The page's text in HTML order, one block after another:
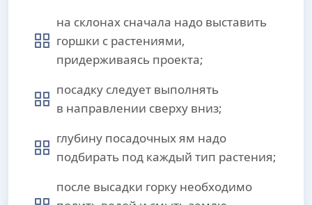
на склонах сначала надо выставить
горшки с растениями,
придерживаясь проекта;
посадку следует выполнять
в направлении сверху вниз;
глубину посадочных ям надо
подбирать под каждый тип растения;
после высадки горку необходимо